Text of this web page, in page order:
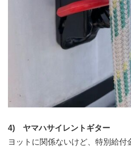
4) ヤマハサイレントギター
ヨットに関係ないけど、特別給付